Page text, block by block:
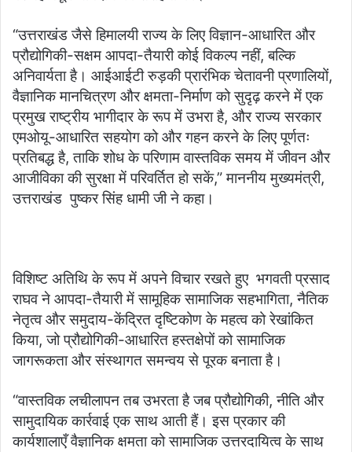
“उत्तराखंड जैसे हिमालयी राज्य के लिए विज्ञान-आधारित और
प्रौद्योगिकी-सक्षम आपदा-तैयारी कोई विकल्प नहीं, बल्कि
अनिवार्यता है। आईआईटी रुड़की प्रारंभिक चेतावनी प्रणालियों,
वैज्ञानिक मानचित्रण और क्षमता-निर्माण को सुदृढ़ करने में एक
प्रमुख राष्ट्रीय भागीदार के रूप में उभरा है, और राज्य सरकार
एमओयू-आधारित सहयोग को और गहन करने के लिए पूर्णतः
प्रतिबद्ध है, ताकि शोध के परिणाम वास्तविक समय में जीवन और
आजीविका की सुरक्षा में परिवर्तित हो सकें,” माननीय मुख्यमंत्री,
उत्तराखंड पुष्कर सिंह धामी जी ने कहा।
विशिष्ट अतिथि के रूप में अपने विचार रखते हुए भगवती प्रसाद
राघव ने आपदा-तैयारी में सामूहिक सामाजिक सहभागिता, नैतिक
नेतृत्व और समुदाय-केंद्रित दृष्टिकोण के महत्व को रेखांकित
किया, जो प्रौद्योगिकी-आधारित हस्तक्षेपों को सामाजिक
जागरूकता और संस्थागत समन्वय से पूरक बनाता है।
“वास्तविक लचीलापन तब उभरता है जब प्रौद्योगिकी, नीति और
सामुदायिक कार्रवाई एक साथ आती हैं। इस प्रकार की
कार्यशालाएँ वैज्ञानिक क्षमता को सामाजिक उत्तरदायित्व के साथ